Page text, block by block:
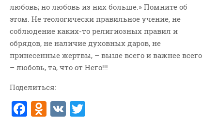
любовь; но любовь из них больше.» Помните об
этом. Не теологически правильное учение, не
соблюдение каких-то религиозных правил и
обрядов, не наличие духовных даров, не
принесенные жертвы, – выше всего и важнее всего
– любовь, та, что от Него!!!
Поделиться:
F O V